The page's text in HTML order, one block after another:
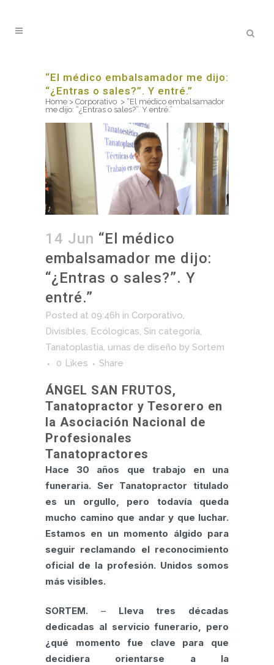
“El médico embalsamador me dijo:
“¿Entras o sales?”. Y entré.”
Home > Corporativo > “El médico embalsamador
me dijo: “¿Entras o sales?”. Y entré.”
14 Jun “El médico
embalsamador me dijo:
“¿Entras o sales?”. Y
entré.”
Posted at 09:46h in Corporativo,
Divisibles, Ecólogicas, Sin categoría,
Tanatoplastia, urnas de diseño by Sortem
0 Likes Share
ÁNGEL SAN FRUTOS,
Tanatopractor y Tesorero en
la Asociación Nacional de
Profesionales
Tanatopractores
Hace 30 años que trabajo en una
funeraria. Ser Tanatopractor titulado
es un orgullo, pero todavía queda
mucho camino que andar y que luchar.
Estamos en un momento álgido para
seguir reclamando el reconocimiento
oficial de la profesión. Unidos somos
más visibles.
SORTEM. – Lleva tres décadas
dedicadas al servicio funerario, pero
¿qué momento fue clave para que
decidiera orientarse a la